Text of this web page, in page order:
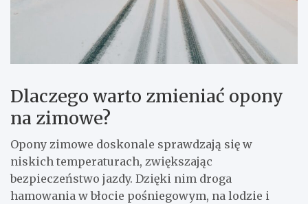
Dlaczego warto zmieniać opony
na zimowe?
Opony zimowe doskonale sprawdzają się w
niskich temperaturach, zwiększając
bezpieczeństwo jazdy. Dzięki nim droga
hamowania w błocie pośniegowym, na lodzie i